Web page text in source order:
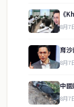
《
8月7
育
8月7
中
8月7
關於我們